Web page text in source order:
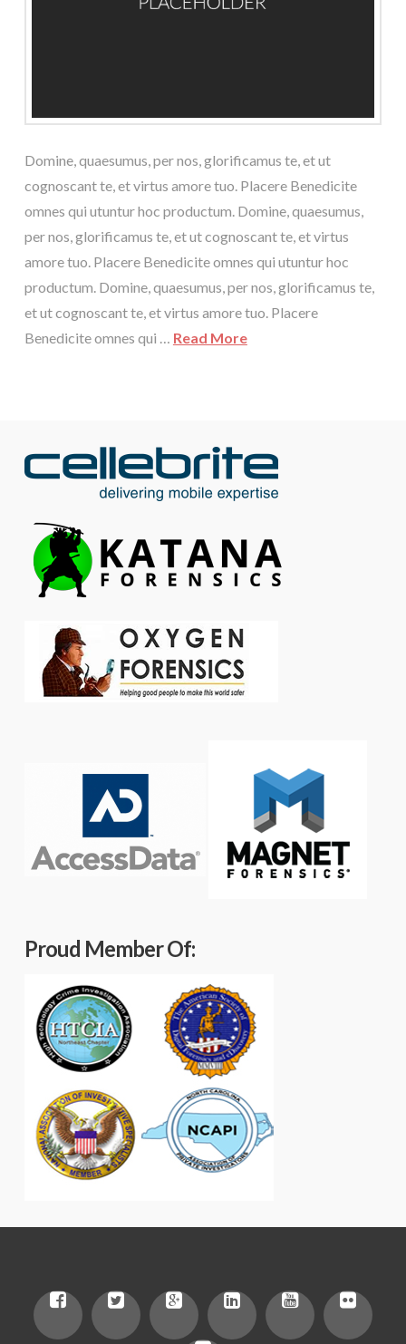
Domine, quaesumus, per nos, glorificamus te, et ut
cognoscant te, et virtus amore tuo. Placere Benedicite
omnes qui utuntur hoc productum. Domine, quaesumus,
per nos, glorificamus te, et ut cognoscant te, et virtus
amore tuo. Placere Benedicite omnes qui utuntur hoc
productum. Domine, quaesumus, per nos, glorificamus te,
et ut cognoscant te, et virtus amore tuo. Placere
Benedicite omnes qui … Read More
Proud Member Of: